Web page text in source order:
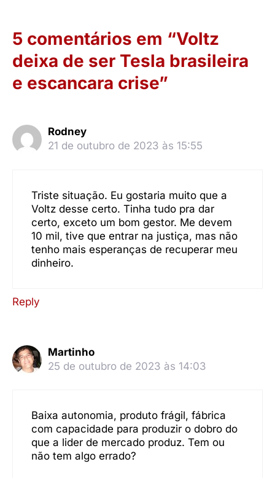
5 comentários em “Voltz
deixa de ser Tesla brasileira
e escancara crise”
Rodney
21 de outubro de 2023 às 15:55
Triste situação. Eu gostaria muito que a
Voltz desse certo. Tinha tudo pra dar
certo, exceto um bom gestor. Me devem
10 mil, tive que entrar na justiça, mas não
tenho mais esperanças de recuperar meu
dinheiro.
Reply
Martinho
25 de outubro de 2023 às 14:03
Baixa autonomia, produto frágil, fábrica
com capacidade para produzir o dobro do
que a lider de mercado produz. Tem ou
não tem algo errado?